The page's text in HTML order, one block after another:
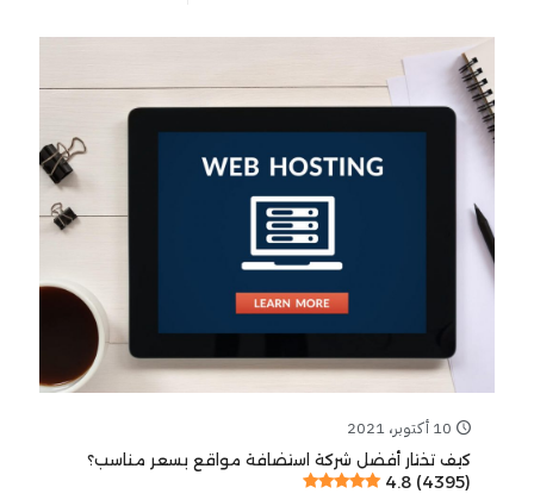
10 أكتوبر، 2021
كيف تختار أفضل شركة استضافة مواقع بسعر مناسب؟
4.8 (4395)